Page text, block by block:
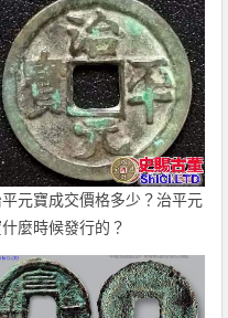
元寶成交價格多少？治平元
什麼時候發行的？